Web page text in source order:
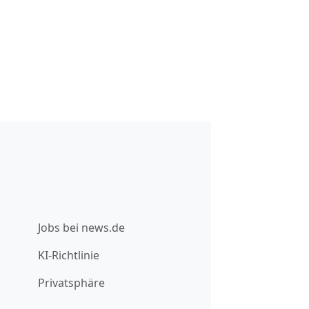
Jobs bei news.de
KI-Richtlinie
Privatsphäre